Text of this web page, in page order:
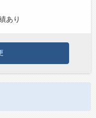
職も可能です。 長野県
人・転職情報を探してい
みてくださいね。
あり